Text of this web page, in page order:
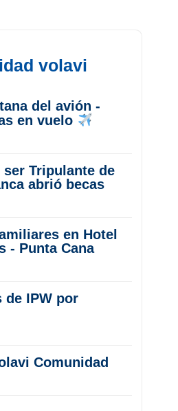
volavi
del avión -
en vuelo
ser Tripulante de
abrió becas
en Hotel
- Punta Cana
de IPW por
Comunidad